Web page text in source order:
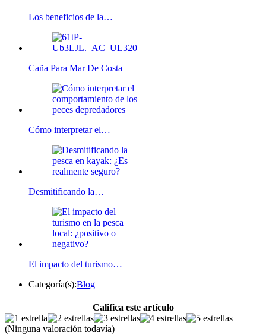
Los beneficios de la…
Caña Para Mar De Costa
Cómo interpretar el…
Desmitificando la…
El impacto del turismo…
Categoría(s):Blog
Califica este artículo
(Ninguna valoración todavía)